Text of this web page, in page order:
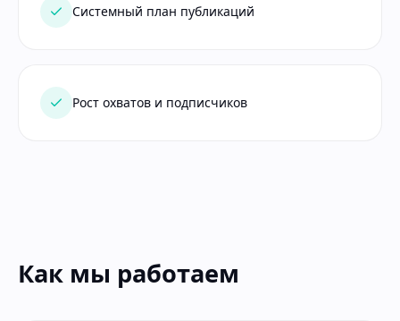
Системный план публикаций
Рост охватов и подписчиков
Как мы работаем